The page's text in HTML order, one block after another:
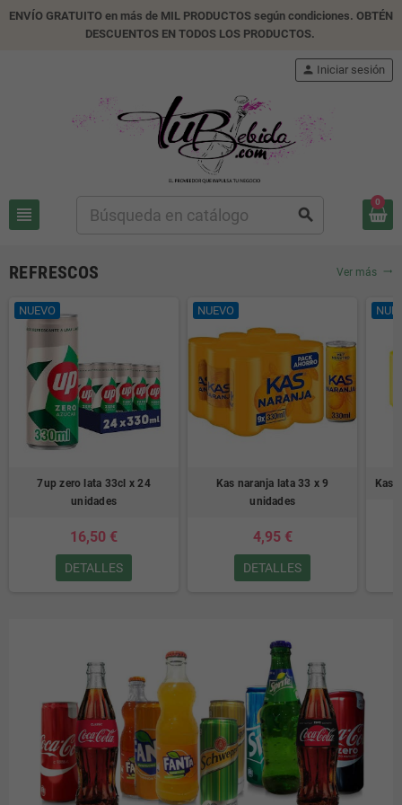
ENVÍO GRATUITO en más de MIL PRODUCTOS según condiciones. OBTÉN
DESCUENTOS EN TODOS LOS PRODUCTOS.
view_headline search
person Iniciar sesión
0
REFRESCOS Ver más trending_flat
NUEVO
7up zero lata 33cl x 24
unidades
16,50 €
DETALLES
NUEVO
Kas naranja lata 33 x 9
unidades
4,95 €
DETALLES
Kas